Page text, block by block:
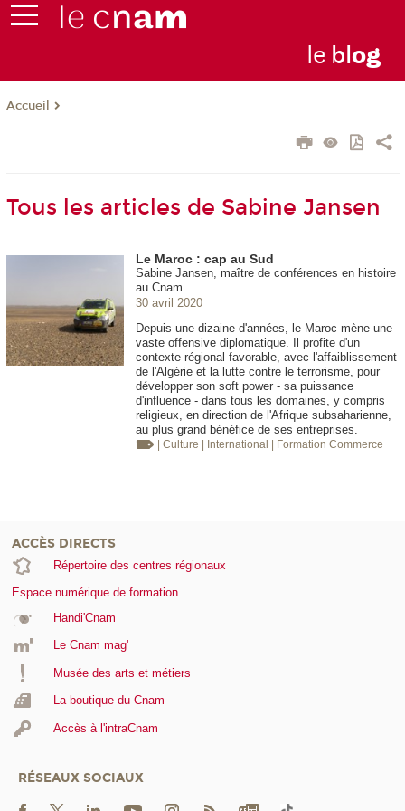
le blog
Accueil
Tous les articles de Sabine Jansen
Le Maroc : cap au Sud
Sabine Jansen, maître de conférences en histoire
au Cnam
30 avril 2020
Depuis une dizaine d'années, le Maroc mène une
vaste offensive diplomatique. Il profite d'un
contexte régional favorable, avec l'affaiblissement
de l'Algérie et la lutte contre le terrorisme, pour
développer son soft power - sa puissance
d'influence - dans tous les domaines, y compris
religieux, en direction de l'Afrique subsaharienne,
au plus grand bénéfice de ses entreprises.
| Culture | International | Formation Commerce
ACCÈS DIRECTS
Répertoire des centres régionaux
Espace numérique de formation
Handi'Cnam
Le Cnam mag'
Musée des arts et métiers
La boutique du Cnam
Accès à l'intraCnam
RÉSEAUX SOCIAUX